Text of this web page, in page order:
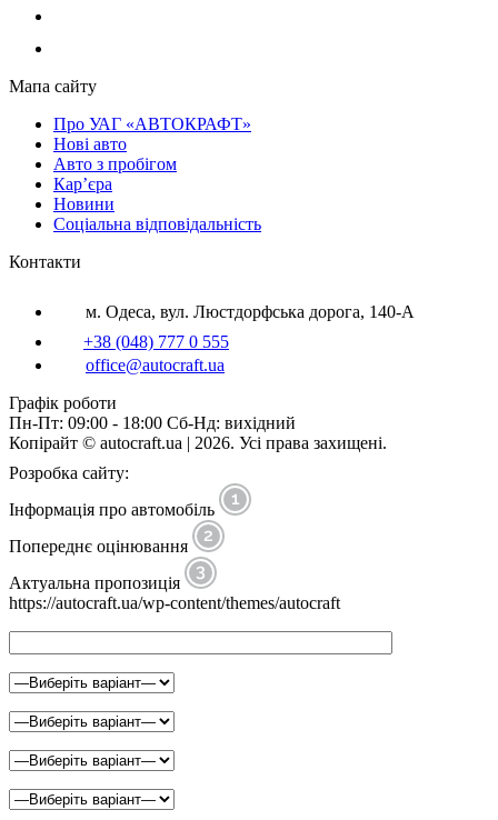
Мапа сайту
Про УАГ «АВТОКРАФТ»
Нові авто
Авто з пробігом
Кар’єра
Новини
Соціальна відповідальність
Контакти
м. Одеса, вул. Люстдорфська дорога, 140-А
+38 (048) 777 0 555
office@autocraft.ua
Графік роботи
Пн-Пт: 09:00 - 18:00 Сб-Нд: вихідний
Копірайт © autocraft.ua | 2026. Усі права захищені.
Розробка сайту:
Інформація про автомобіль
Попереднє оцінювання
Актуальна пропозиція
https://autocraft.ua/wp-content/themes/autocraft